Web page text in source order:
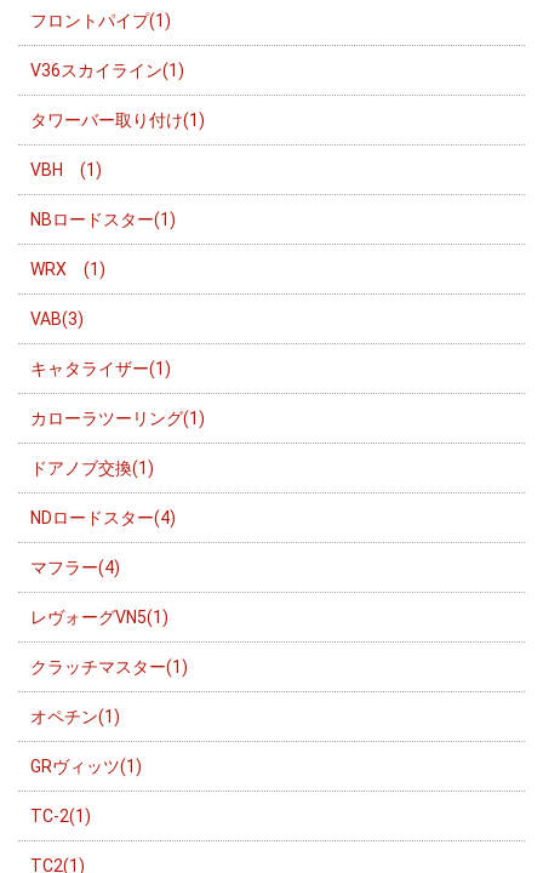
フロントパイプ(1)
V36スカイライン(1)
タワーバー取り付け(1)
VBH (1)
NBロードスター(1)
WRX (1)
VAB(3)
キャタライザー(1)
カローラツーリング(1)
ドアノブ交換(1)
NDロードスター(4)
マフラー(4)
レヴォーグVN5(1)
クラッチマスター(1)
オペチン(1)
GRヴィッツ(1)
TC-2(1)
TC2(1)